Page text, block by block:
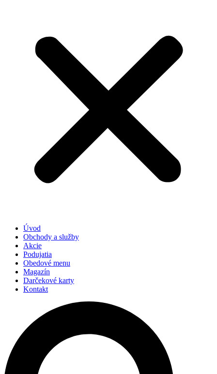
Úvod
Obchody a služby
Akcie
Podujatia
Obedové menu
Magazín
Darčekové karty
Kontakt